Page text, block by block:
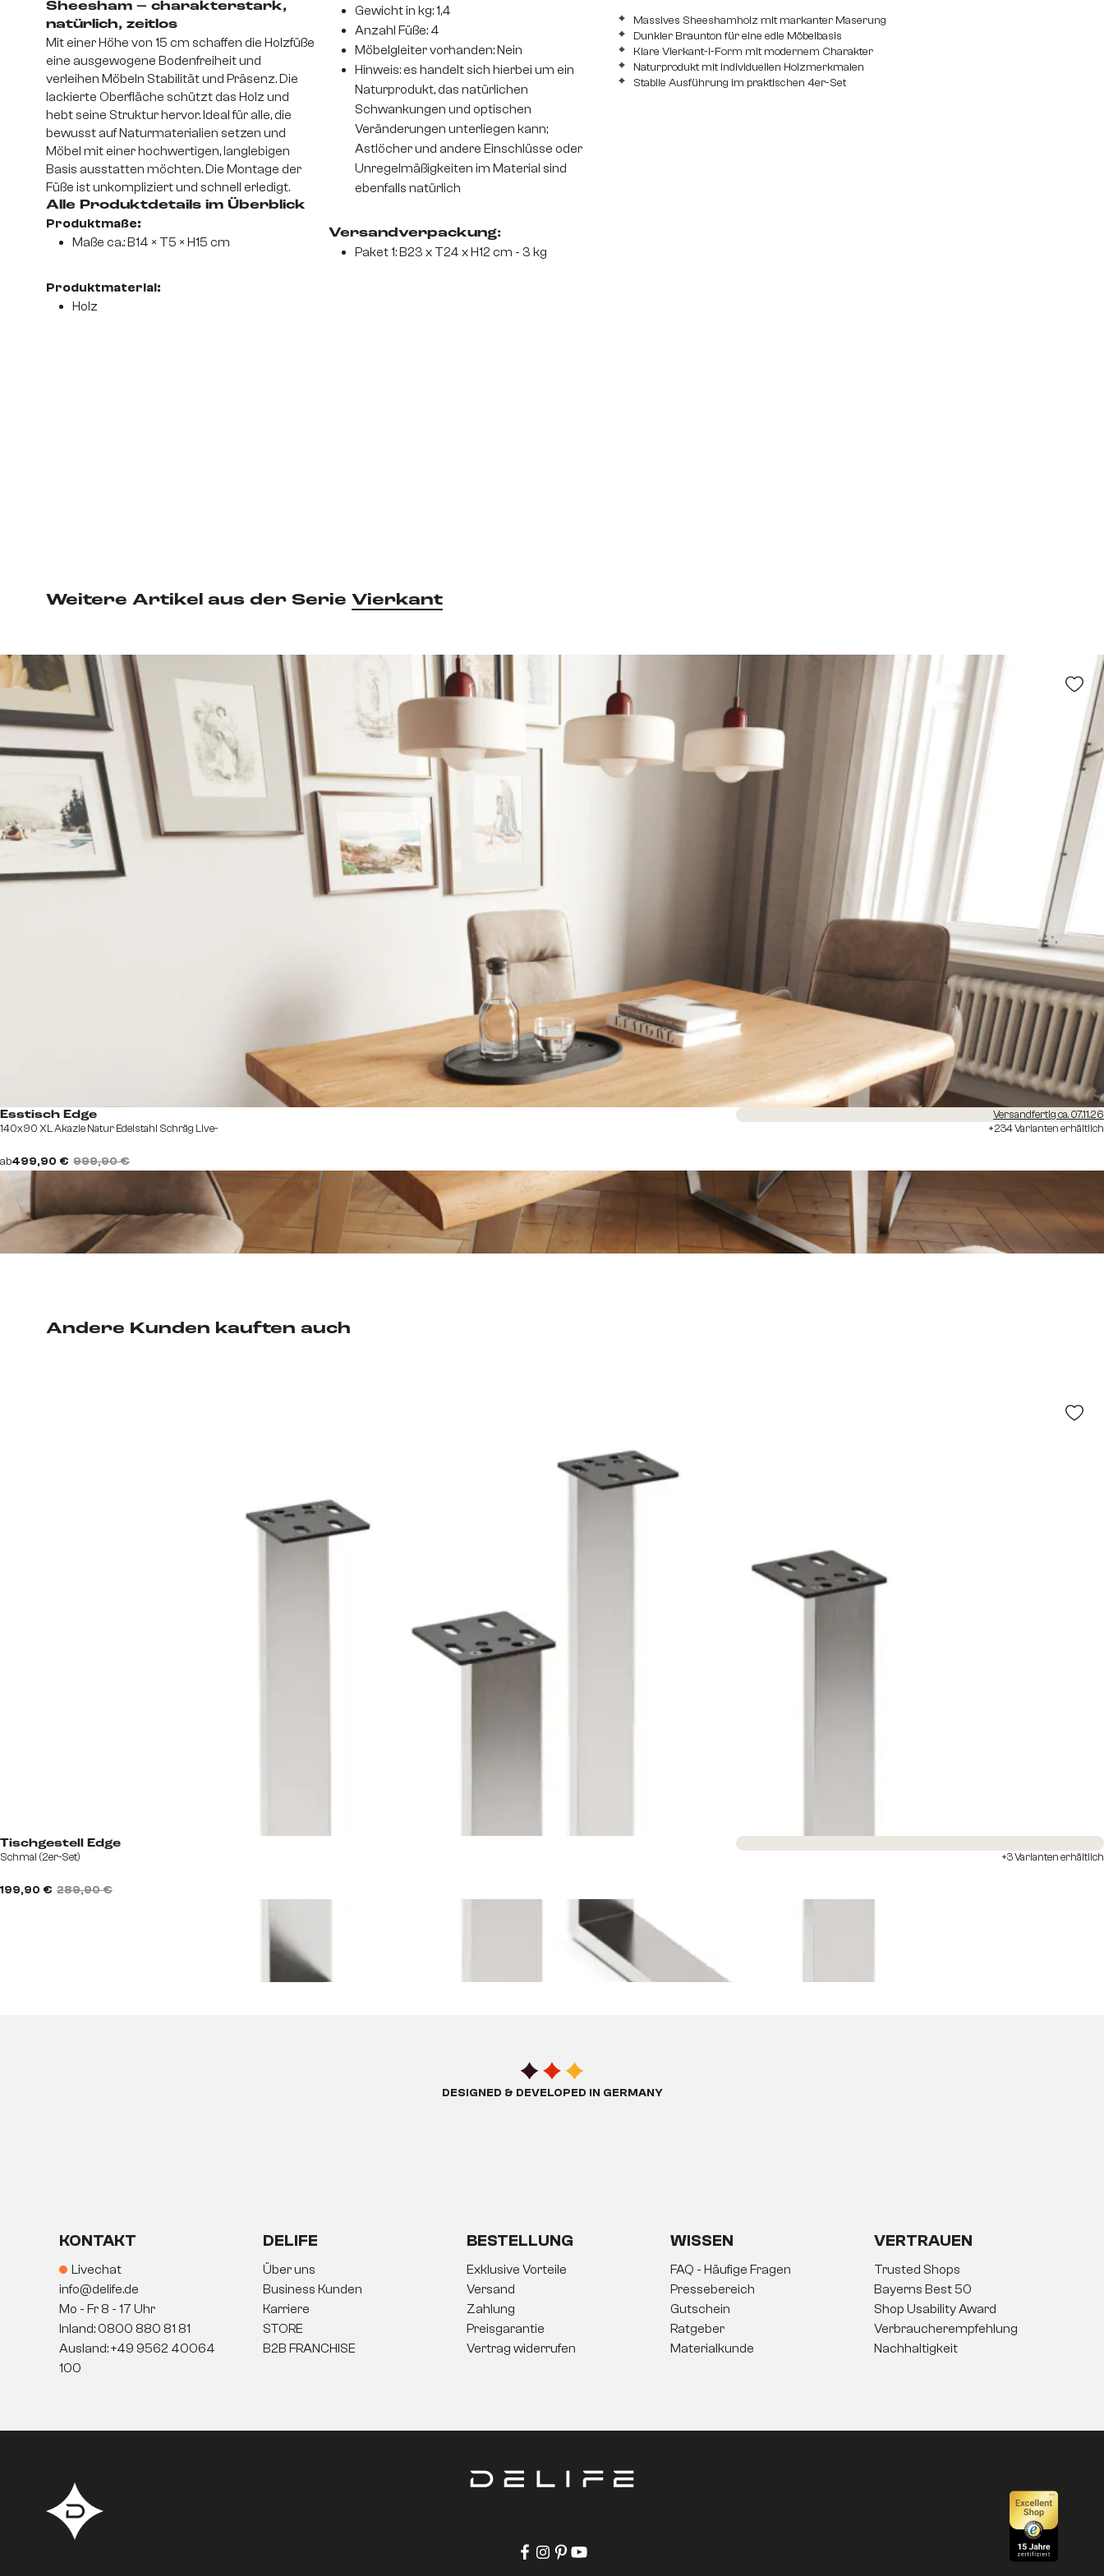
Massives Sheeshamholz mit markanter Maserung
Dunkler Braunton für eine edle Möbelbasis
Klare Vierkant-I-Form mit modernem Charakter
Naturprodukt mit individuellen Holzmerkmalen
Stabile Ausführung im praktischen 4er-Set
Sheesham – charakterstark,
natürlich, zeitlos
Mit einer Höhe von 15 cm schaffen die Holzfüße
eine ausgewogene Bodenfreiheit und
verleihen Möbeln Stabilität und Präsenz. Die
lackierte Oberfläche schützt das Holz und
hebt seine Struktur hervor. Ideal für alle, die
bewusst auf Naturmaterialien setzen und
Möbel mit einer hochwertigen, langlebigen
Basis ausstatten möchten. Die Montage der
Füße ist unkompliziert und schnell erledigt.
Alle Produktdetails im Überblick
Produktmaße:
Maße ca.: B14 × T5 × H15 cm
Produktmaterial:
Holz
Gewicht in kg: 1,4
Anzahl Füße: 4
Möbelgleiter vorhanden: Nein
Hinweis: es handelt sich hierbei um ein
Naturprodukt, das natürlichen
Schwankungen und optischen
Veränderungen unterliegen kann;
Astlöcher und andere Einschlüsse oder
Unregelmäßigkeiten im Material sind
ebenfalls natürlich
Versandverpackung:
Paket 1: B23 x T24 x H12 cm - 3 kg
Andere Kunden kauften auch
Tischgestell Edge
Schmal (2er-Set)
199,90 € 289,90 €
Sofort versandfertig
+3 Varianten erhältlich
Weitere Artikel aus der Serie Vierkant
Esstisch Edge
140x90 XL Akazie Natur Edelstahl Schräg Live-
ab499,90 € 999,90 €
Versandfertig ca. 07.11.26
+234 Varianten erhältlich
DESIGNED & DEVELOPED IN GERMANY
KONTAKT
Livechat
info@delife.de
Mo - Fr 8 - 17 Uhr
Inland: 0800 880 81 81
Ausland: +49 9562 40064
100
DELIFE
Über uns
Business Kunden
Karriere
STORE
B2B FRANCHISE
BESTELLUNG
Exklusive Vorteile
Versand
Zahlung
Preisgarantie
Vertrag widerrufen
WISSEN
FAQ - Häufige Fragen
Pressebereich
Gutschein
Ratgeber
Materialkunde
VERTRAUEN
Trusted Shops
Bayerns Best 50
Shop Usability Award
Verbraucherempfehlung
Nachhaltigkeit